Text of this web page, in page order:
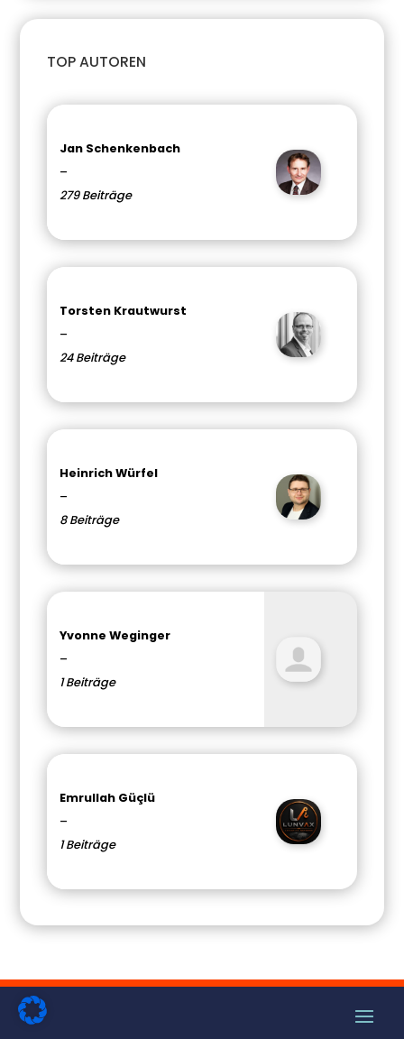
TOP AUTOREN
Jan Schenkenbach
–
279 Beiträge
Torsten Krautwurst
–
24 Beiträge
Heinrich Würfel
–
8 Beiträge
Yvonne Weginger
–
1 Beiträge
Emrullah Güçlü
–
1 Beiträge